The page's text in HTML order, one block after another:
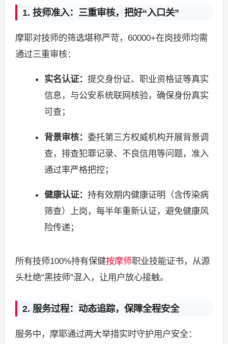
1. 技师准入：三重审核，把好“入口关”
摩耶对技师的筛选堪称严苛，60000+在岗技师均需
通过三重审核：
实名认证：提交身份证、职业资格证等真实
信息，与公安系统联网核验，确保身份真实
可查；
背景审核：委托第三方权威机构开展背景调
查，排查犯罪记录、不良信用等问题，准入
通过率严格把控；
健康认证：持有效期内健康证明（含传染病
筛查）上岗，每半年重新认证，避免健康风
险传递；
所有技师100%持有保健按摩师职业技能证书，从源
头杜绝“黑技师”混入，让用户放心接触。
2. 服务过程：动态追踪，保障全程安全
服务中，摩耶通过两大举措实时守护用户安全：